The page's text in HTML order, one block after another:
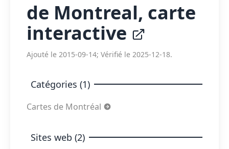
de Montreal, carte
interactive
Ajouté le 2015-09-14; Vérifié le 2025-12-18.
Catégories (1)
Cartes de Montréal
Sites web (2)